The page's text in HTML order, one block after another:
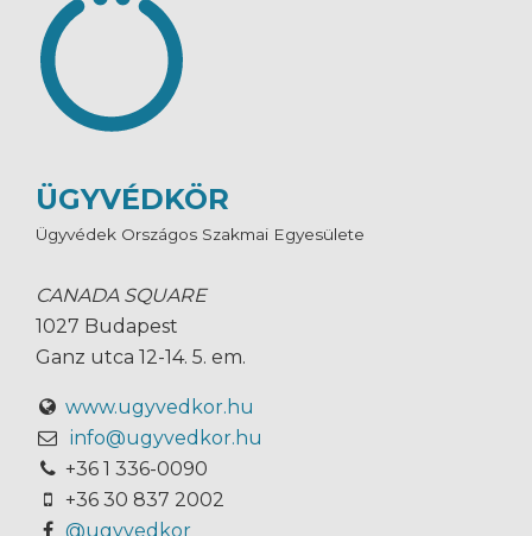
ÜGYVÉDKÖR
Ügyvédek Országos Szakmai Egyesülete
CANADA SQUARE
1027 Budapest
Ganz utca 12-14. 5. em.
www.ugyvedkor.hu
info@ugyvedkor.hu
+36 1 336-0090
+36 30 837 2002
@ugyvedkor